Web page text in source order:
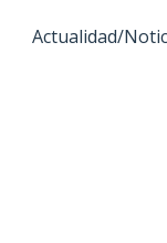
Actualidad/